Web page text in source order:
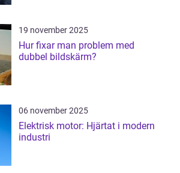
19 november 2025
Hur fixar man problem med
dubbel bildskärm?
06 november 2025
Elektrisk motor: Hjärtat i modern
industri